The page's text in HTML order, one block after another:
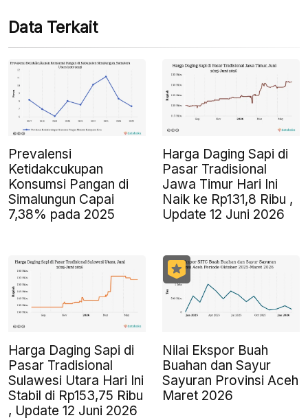
Data Terkait
Prevalensi
Ketidakcukupan
Konsumsi Pangan di
Simalungun Capai
7,38% pada 2025
Harga Daging Sapi di
Pasar Tradisional
Jawa Timur Hari Ini
Naik ke Rp131,8 Ribu ,
Update 12 Juni 2026
Harga Daging Sapi di
Pasar Tradisional
Sulawesi Utara Hari Ini
Stabil di Rp153,75 Ribu
, Update 12 Juni 2026
Nilai Ekspor Buah
Buahan dan Sayur
Sayuran Provinsi Aceh
Maret 2026